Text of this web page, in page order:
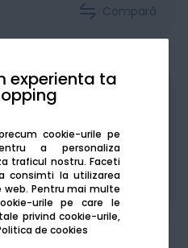
experienta ta
cookie-urile pe
a personaliza
traficul nostru. Faceti
consimti la utilizarea
web. Pentru mai multe
urile pe care le
privind cookie-urile,
de cookies
Compară
Vezi detalii